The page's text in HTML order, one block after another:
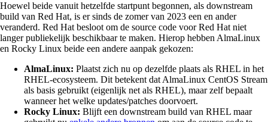
Hoewel beide vanuit hetzelfde startpunt begonnen, als downstream
build van Red Hat, is er sinds de zomer van 2023 een en ander
veranderd. Red Hat besloot om de source code voor Red Hat niet
langer publiekelijk beschikbaar te maken. Hierop hebben AlmaLinux
en Rocky Linux beide een andere aanpak gekozen:
AlmaLinux: Plaatst zich nu op dezelfde plaats als RHEL in het
RHEL-ecosysteem. Dit betekent dat AlmaLinux CentOS Stream
als basis gebruikt (eigenlijk net als RHEL), maar zelf bepaalt
wanneer het welke updates/patches doorvoert.
Rocky Linux: Blijft een downstream build van RHEL maar